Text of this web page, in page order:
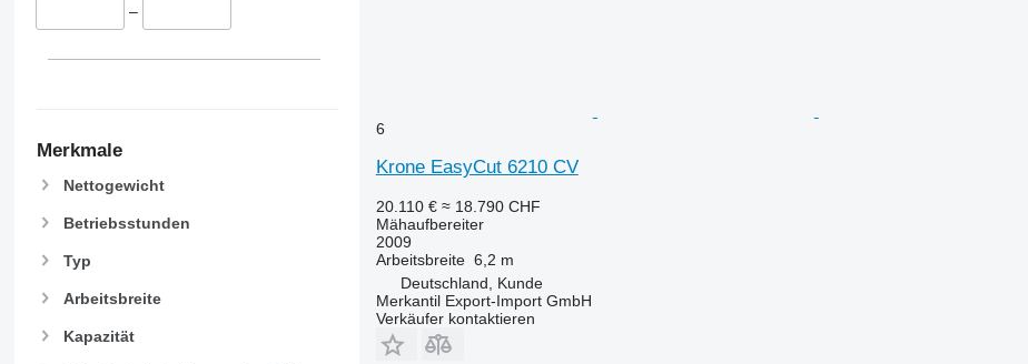
–
Merkmale
Nettogewicht
Betriebsstunden
Typ
Arbeitsbreite
Kapazität
6
Krone EasyCut 6210 CV
20.110 € ≈ 18.790 CHF
Mähaufbereiter
2009
Arbeitsbreite 6,2 m
Deutschland, Kunde
Merkantil Export-Import GmbH
Verkäufer kontaktieren